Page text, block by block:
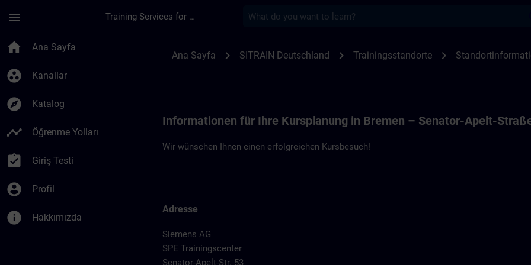
menu Training Services for Digital Industries
home Ana Sayfa
group_work Kanallar
explore Katalog
timeline Öğrenme Yolları
assignment_turned_in Giriş Testi
account_circle Profil
info Hakkımızda
Ana Sayfa chevron_right SITRAIN Deutschland chevron_right Trainingsstandorte chevron_right
Informationen für Ihre Kursplanung in Bremen – Senator-Apelt-
Wir wünschen Ihnen einen erfolgreichen Kursbesuch!
Adresse
Siemens AG
SPE Trainingscenter
Senator-Apelt-Str. 53